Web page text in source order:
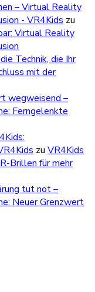
– Virtual Reality
- VR4Kids zu
Virtual Reality
Technik, die Ihr
mit der
wegweisend –
Ferngelenkte
zu VR4Kids
Brillen für mehr
tut not –
Neuer Grenzwert